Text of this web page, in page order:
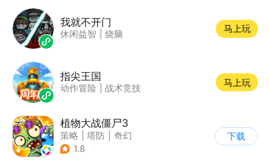
我就不开门
休闲益智 烧脑
马上玩
指尖王国
动作冒险 战术竞技
马上玩
植物大战僵尸3
策略 塔防
奇幻
| 开放世界
1.8
下载